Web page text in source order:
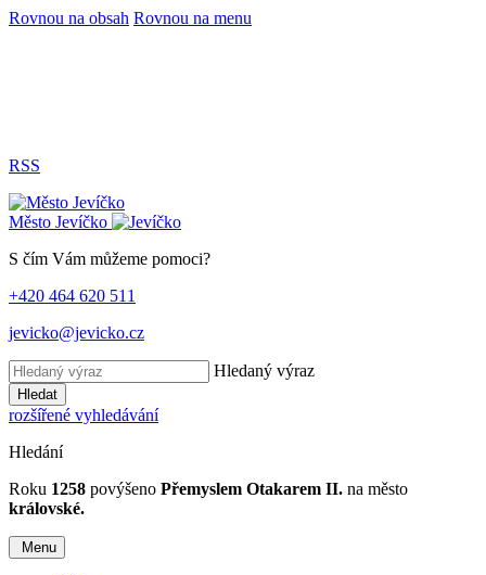
Rovnou na obsah Rovnou na menu
RSS
Město Jevíčko
S čím Vám můžeme pomoci?
+420 464 620 511
jevicko@jevicko.cz
Hledaný výraz
Hledat
rozšířené vyhledávání
Hledání
Roku 1258 povýšeno Přemyslem Otakarem II. na město
královské.
Menu